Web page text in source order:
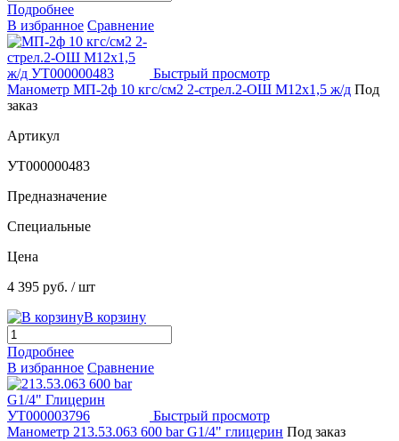
Подробнее
В избранное Сравнение
Быстрый просмотр
Манометр МП-2ф 10 кгс/см2 2-стрел.2-ОШ М12х1,5 ж/д Под
заказ
Артикул
УТ000000483
Предназначение
Специальные
Цена
4 395 руб. / шт
В корзину
Подробнее
В избранное Сравнение
Быстрый просмотр
Манометр 213.53.063 600 bar G1/4" глицерин Под заказ